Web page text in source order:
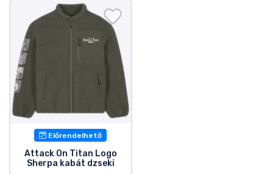
Előrendelhető
Attack On Titan Logo
Sherpa kabát dzseki
Ajándékkártya
Szállítás és fizetés
Sorozatos cuccok
Filmes cuccok
Mesés cuccok